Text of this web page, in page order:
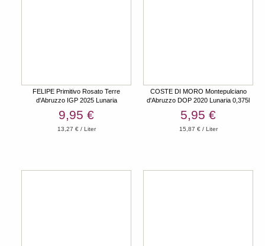
FELIPE Primitivo Rosato Terre
d'Abruzzo IGP 2025 Lunaria
9,95 €
13,27 € / Liter
COSTE DI MORO Montepulciano
d'Abruzzo DOP 2020 Lunaria 0,375l
5,95 €
15,87 € / Liter